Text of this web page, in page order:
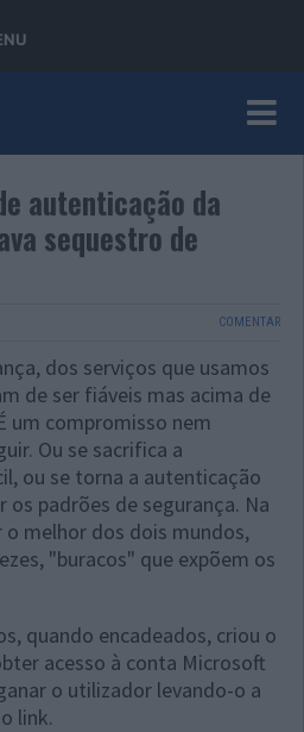
autenticação da
sequestro de
COMENTAR
dos serviços que usamos
de ser fiáveis mas acima de
um compromisso nem
Ou se sacrifica a
ou se torna a autenticação
os padrões de segurança. Na
melhor dos dois mundos,
"buracos" que expõem os
quando encadeados, criou o
acesso à conta Microsoft
o utilizador levando-o a
link.